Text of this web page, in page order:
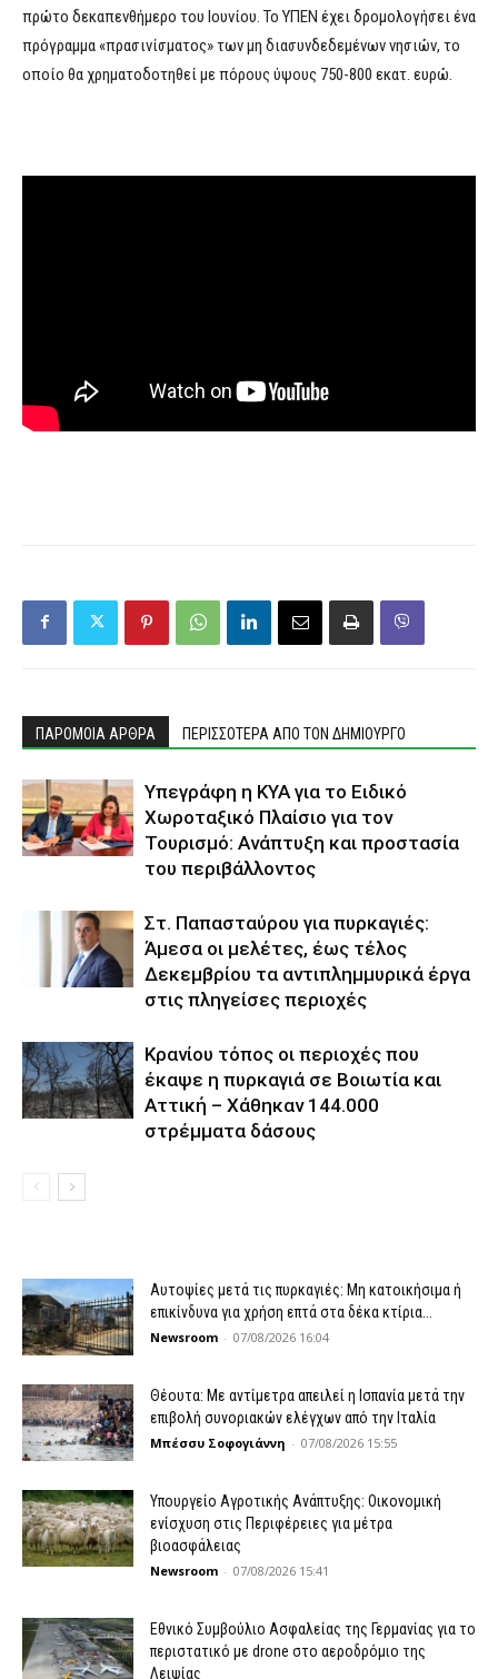
πρώτο δεκαπενθήμερο του Ιουνίου. Το ΥΠΕΝ έχει δρομολογήσει ένα
πρόγραμμα «πρασινίσματος» των μη διασυνδεδεμένων νησιών, το
οποίο θα χρηματοδοτηθεί με πόρους ύψους 750-800 εκατ. ευρώ.
ΠΑΡΟΜΟΙΑ ΑΡΘΡΑ ΠΕΡΙΣΣΟΤΕΡΑ ΑΠΟ ΤΟΝ ΔΗΜΙΟΥΡΓΟ
Υπεγράφη η ΚΥΑ για το Ειδικό
Χωροταξικό Πλαίσιο για τον
Τουρισμό: Ανάπτυξη και προστασία
του περιβάλλοντος
Στ. Παπασταύρου για πυρκαγιές:
Άμεσα οι μελέτες, έως τέλος
Δεκεμβρίου τα αντιπλημμυρικά έργα
στις πληγείσες περιοχές
Κρανίου τόπος οι περιοχές που
έκαψε η πυρκαγιά σε Βοιωτία και
Αττική – Χάθηκαν 144.000
στρέμματα δάσους
Αυτοψίες μετά τις πυρκαγιές: Μη κατοικήσιμα ή
επικίνδυνα για χρήση επτά στα δέκα κτίρια...
Newsroom - 07/08/2026 16:04
Θέουτα: Με αντίμετρα απειλεί η Ισπανία μετά την
επιβολή συνοριακών ελέγχων από την Ιταλία
Μπέσσυ Σοφογιάννη - 07/08/2026 15:55
Υπουργείο Αγροτικής Ανάπτυξης: Οικονομική
ενίσχυση στις Περιφέρειες για μέτρα
βιοασφάλειας
Newsroom - 07/08/2026 15:41
Εθνικό Συμβούλιο Ασφαλείας της Γερμανίας για το
περιστατικό με drone στο αεροδρόμιο της
Λειψίας